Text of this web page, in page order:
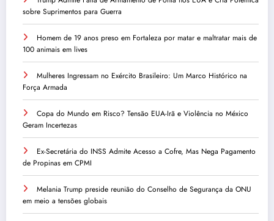
sobre Suprimentos para Guerra
Homem de 19 anos preso em Fortaleza por matar e maltratar mais de
100 animais em lives
Mulheres Ingressam no Exército Brasileiro: Um Marco Histórico na
Força Armada
Copa do Mundo em Risco? Tensão EUA-Irã e Violência no México
Geram Incertezas
Ex-Secretária do INSS Admite Acesso a Cofre, Mas Nega Pagamento
de Propinas em CPMI
Melania Trump preside reunião do Conselho de Segurança da ONU
em meio a tensões globais